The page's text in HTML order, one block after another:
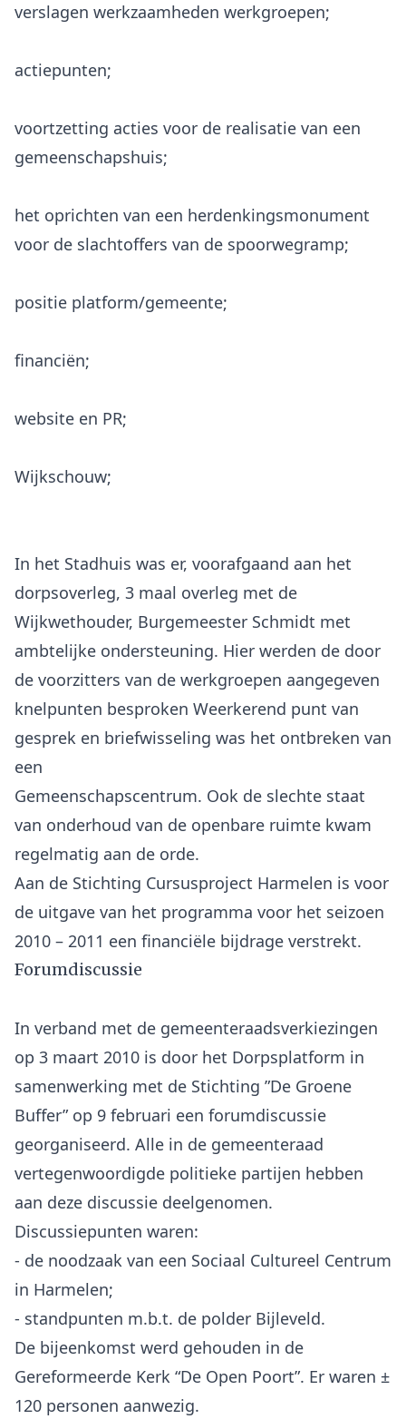
verslagen werkzaamheden werkgroepen;
actiepunten;
voortzetting acties voor de realisatie van een
gemeenschapshuis;
het oprichten van een herdenkingsmonument
voor de slachtoffers van de spoorwegramp;
positie platform/gemeente;
financiën;
website en PR;
Wijkschouw;
In het Stadhuis was er, voorafgaand aan het
dorpsoverleg, 3 maal overleg met de
Wijkwethouder, Burgemeester Schmidt met
ambtelijke ondersteuning. Hier werden de door
de voorzitters van de werkgroepen aangegeven
knelpunten besproken Weerkerend punt van
gesprek en briefwisseling was het ontbreken van
een
Gemeenschapscentrum. Ook de slechte staat
van onderhoud van de openbare ruimte kwam
regelmatig aan de orde.
Aan de Stichting Cursusproject Harmelen is voor
de uitgave van het programma voor het seizoen
Forumdiscussie
In verband met de gemeenteraadsverkiezingen
op 3 maart 2010 is door het Dorpsplatform in
samenwerking met de Stichting ”De Groene
Buffer” op 9 februari een forumdiscussie
georganiseerd. Alle in de gemeenteraad
vertegenwoordigde politieke partijen hebben
aan deze discussie deelgenomen.
Discussiepunten waren:
- de noodzaak van een Sociaal Cultureel Centrum
in Harmelen;
- standpunten m.b.t. de polder Bijleveld.
De bijeenkomst werd gehouden in de
Gereformeerde Kerk “De Open Poort”. Er waren ±